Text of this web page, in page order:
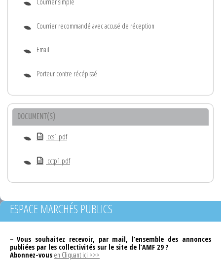
Courrier recommandé avec accusé de réception
Email
Porteur contre récépissé
DOCUMENT(S)
ccs1.pdf
cctp1.pdf
ESPACE MARCHÉS PUBLICS
– Vous souhaitez recevoir, par mail, l’ensemble des annonces
publiées par les collectivités sur le site de l’AMF 29 ?
Abonnez-vous en Cliquant ici >>>